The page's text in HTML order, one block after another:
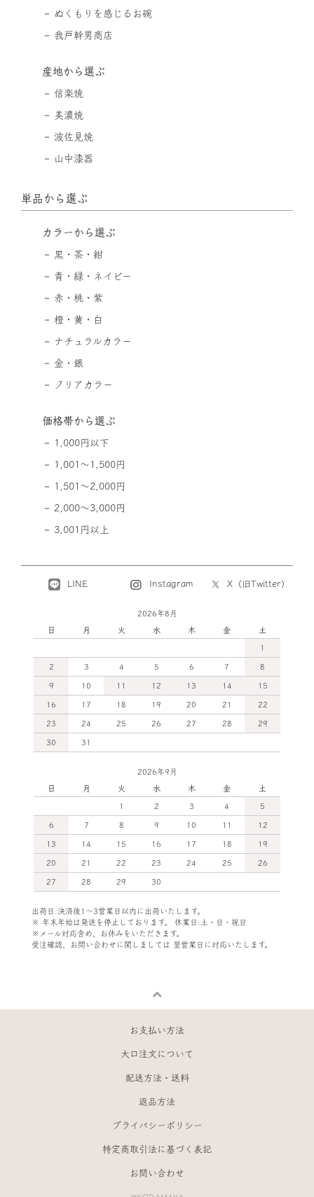
ぬくもりを感じるお碗
我戸幹男商店
産地から選ぶ
信楽焼
美濃焼
波佐見焼
山中漆器
単品から選ぶ
カラーから選ぶ
黒・茶・紺
青・緑・ネイビー
赤・桃・紫
橙・黄・白
ナチュラルカラー
金・銀
クリアカラー
価格帯から選ぶ
1,000円以下
1,001～1,500円
1,501～2,000円
2,000～3,000円
3,001円以上
LINE Instagram X（旧Twitter）
2026年8月
日 月 火 水 木 金 土
1
2 3 4 5 6 7 8
9 10 11 12 13 14 15
16 17 18 19 20 21 22
23 24 25 26 27 28 29
30 31
2026年9月
日 月 火 水 木 金 土
1 2 3 4 5
6 7 8 9 10 11 12
13 14 15 16 17 18 19
20 21 22 23 24 25 26
27 28 29 30
出荷日:決済後1～3営業日以内に出荷いたします。
※ 年末年始は発送を停止しております。 休業日:土・日・祝日
※メール対応含め、お休みをいただきます。
受注確認、お問い合わせに関しましては 翌営業日に対応いたします。
お支払い方法
大口注文について
配送方法・送料
返品方法
プライバシーポリシー
特定商取引法に基づく表記
お問い合わせ